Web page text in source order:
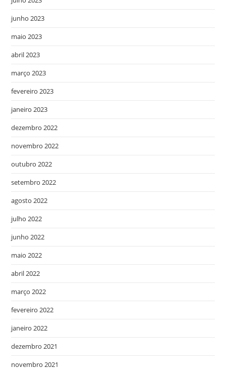
junho 2023
maio 2023
abril 2023
março 2023
fevereiro 2023
janeiro 2023
dezembro 2022
novembro 2022
outubro 2022
setembro 2022
agosto 2022
julho 2022
junho 2022
maio 2022
abril 2022
março 2022
fevereiro 2022
janeiro 2022
dezembro 2021
novembro 2021